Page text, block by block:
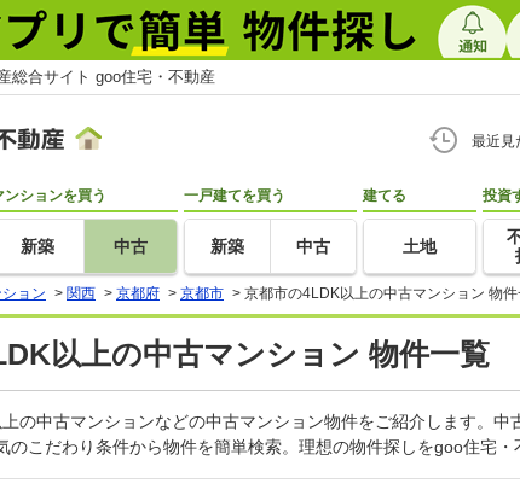
総合サイト goo住宅・不動産
最近見
ンションを買う
新築 中古
一戸建てを買う
新築 中古
建てる
土地
投資
ョン > 関西 > 京都府 > 京都市 > 京都市の4LDK以上の中古マンション 物
以上の中古マンション 物件一覧
の中古マンションなどの中古マンション物件をご紹介します。
のこだわり条件から物件を簡単検索。理想の物件探しをgoo住宅・